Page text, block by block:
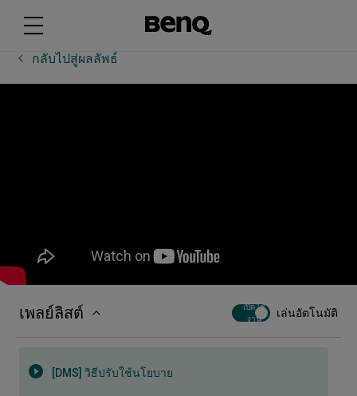
กลับไปสู่ผลลัพธ์
เพลย์ลิสต์
เปิดใช้
งาน
เล่นอัตโนมัติ
BenQ ClassroomCare®: เทคโนโลยีคุณภาพอากาศ
[DMS] วิธีทำให้งานเป็นแบบอัตโนมัติ
[DMS] วิธีปรับใช้การอัพเดตเฟิร์มแวร์
[DMS] วิธีปรับใช้นโยบาย